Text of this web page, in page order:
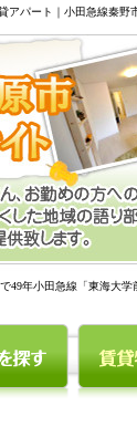
アパート｜小田急線秦野
49年小田急線「東海大